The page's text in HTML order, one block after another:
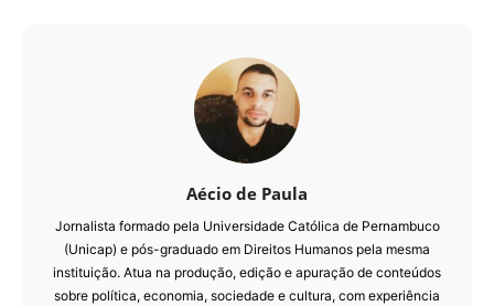
Aécio de Paula
Jornalista formado pela Universidade Católica de Pernambuco
(Unicap) e pós-graduado em Direitos Humanos pela mesma
instituição. Atua na produção, edição e apuração de conteúdos
sobre política, economia, sociedade e cultura, com experiência